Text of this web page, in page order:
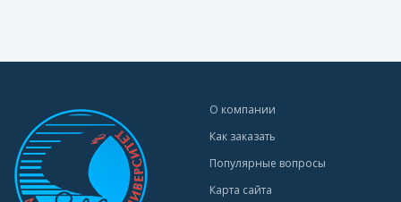
О компании
Как заказать
Популярные вопросы
Карта сайта